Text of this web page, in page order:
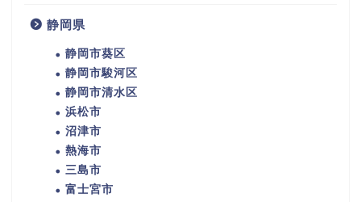
静岡県
静岡市葵区
静岡市駿河区
静岡市清水区
浜松市
沼津市
熱海市
三島市
富士宮市